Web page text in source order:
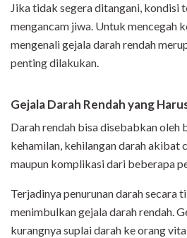
Jika tidak segera ditangani, kondisi
mengancam jiwa. Untuk mencegah
mengenali gejala darah rendah
penting dilakukan.
Gejala Darah Rendah yang
Darah rendah bisa disebabkan oleh
kehamilan, kehilangan darah akibat
maupun komplikasi dari beberapa
Terjadinya penurunan darah secara
menimbulkan gejala darah rendah.
kurangnya suplai darah ke orang